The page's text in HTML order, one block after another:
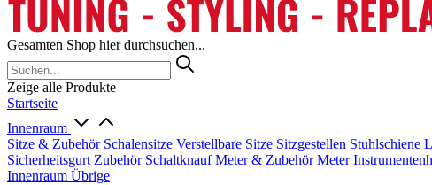
Gesamten Shop hier durchsuchen...
Zeige alle Produkte
Startseite
Innenraum
Sitze & Zubehör Schalensitze Verstellbare Sitze Sitzgestellen Stuhlschiene
Sicherheitsgurt Zubehör SchaltknaufMeter & ZubehörMeter
Innenraum Übrige